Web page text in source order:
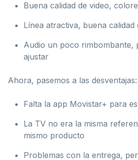
Buena calidad de video,
Línea atractiva, buena calidad
Audio un poco rimbombante,
ajustar
Ahora, pasemos a las desventajas:
Falta la app Movistar+ para
La TV no era la misma
mismo producto
Problemas con la entrega,